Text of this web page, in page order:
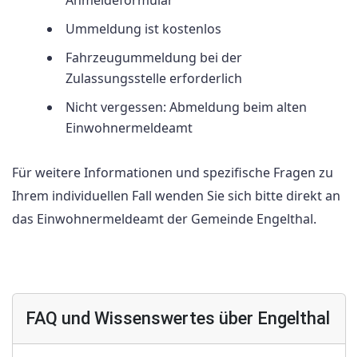
Ummeldung ist kostenlos
Fahrzeugummeldung bei der
Zulassungsstelle erforderlich
Nicht vergessen: Abmeldung beim alten
Einwohnermeldeamt
Für weitere Informationen und spezifische Fragen zu
Ihrem individuellen Fall wenden Sie sich bitte direkt an
das Einwohnermeldeamt der Gemeinde Engelthal.
FAQ und Wissenswertes über Engelthal